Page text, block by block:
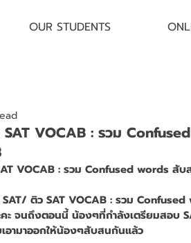
OUR STUDENTS
SAT VOCAB : รวม
VOCAB : รวม Confused words สั
ติว SAT VOCAB : รวม
ะ จนถึงตอนนี้ น้องๆที่กำลังเตรียมสอบ
อามาออกให้น้องๆสับสนกันแล้ว